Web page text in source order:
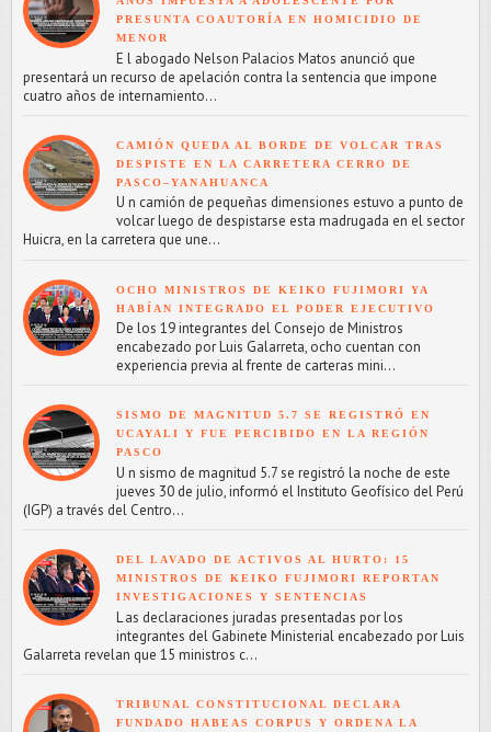
PRESUNTA COAUTORÍA EN HOMICIDIO DE
MENOR
E l abogado Nelson Palacios Matos anunció que
presentará un recurso de apelación contra la sentencia que impone
cuatro años de internamiento...
CAMIÓN QUEDA AL BORDE DE VOLCAR TRAS
DESPISTE EN LA CARRETERA CERRO DE
PASCO–YANAHUANCA
U n camión de pequeñas dimensiones estuvo a punto de
volcar luego de despistarse esta madrugada en el sector
Huicra, en la carretera que une...
OCHO MINISTROS DE KEIKO FUJIMORI YA
HABÍAN INTEGRADO EL PODER EJECUTIVO
De los 19 integrantes del Consejo de Ministros
encabezado por Luis Galarreta, ocho cuentan con
experiencia previa al frente de carteras mini...
SISMO DE MAGNITUD 5.7 SE REGISTRÓ EN
UCAYALI Y FUE PERCIBIDO EN LA REGIÓN
PASCO
U n sismo de magnitud 5.7 se registró la noche de este
jueves 30 de julio, informó el Instituto Geofísico del Perú
(IGP) a través del Centro...
DEL LAVADO DE ACTIVOS AL HURTO: 15
MINISTROS DE KEIKO FUJIMORI REPORTAN
INVESTIGACIONES Y SENTENCIAS
L as declaraciones juradas presentadas por los
integrantes del Gabinete Ministerial encabezado por Luis
Galarreta revelan que 15 ministros c...
TRIBUNAL CONSTITUCIONAL DECLARA
FUNDADO HABEAS CORPUS Y ORDENA LA